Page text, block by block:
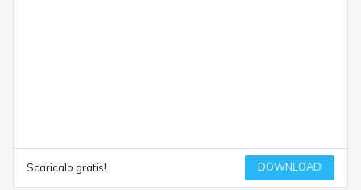
Scaricalo gratis! DOWNLOAD